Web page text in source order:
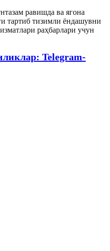
равишда ва ягона
тартиб тизимли ёндашувни
раҳбарлари учун
Telegram-